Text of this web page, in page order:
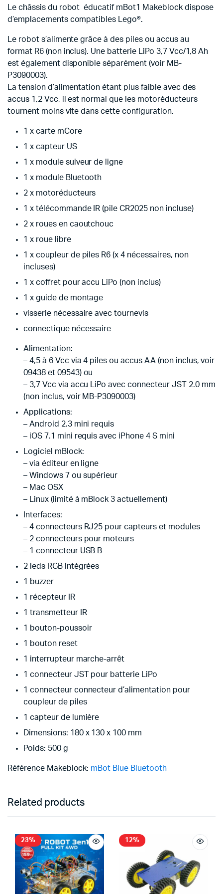
Le châssis du robot éducatif mBot1 Makeblock dispose
d’emplacements compatibles Lego®.
Le robot s’alimente grâce à des piles ou accus au
format R6 (non inclus). Une batterie LiPo 3,7 Vcc/1,8 Ah
est également disponible séparément (voir MB-
P3090003).
La tension d’alimentation étant plus faible avec des
accus 1,2 Vcc, il est normal que les motoréducteurs
tournent moins vite dans cette configuration.
1 x carte mCore
1 x capteur US
1 x module suiveur de ligne
1 x module Bluetooth
2 x motoréducteurs
1 x télécommande IR (pile CR2025 non incluse)
2 x roues en caoutchouc
1 x roue libre
1 x coupleur de piles R6 (x 4 nécessaires, non
incluses)
1 x coffret pour accu LiPo (non inclus)
1 x guide de montage
visserie nécessaire avec tournevis
connectique nécessaire
Alimentation:
– 4,5 à 6 Vcc via 4 piles ou accus AA (non inclus, voir
09438 et 09543) ou
– 3,7 Vcc via accu LiPo avec connecteur JST 2.0 mm
(non inclus, voir MB-P3090003)
Applications:
– Android 2.3 mini requis
– iOS 7.1 mini requis avec iPhone 4 S mini
Logiciel mBlock:
– via éditeur en ligne
– Windows 7 ou supérieur
– Mac OSX
– Linux (limité à mBlock 3 actuellement)
Interfaces:
– 4 connecteurs RJ25 pour capteurs et modules
– 2 connecteurs pour moteurs
– 1 connecteur USB B
2 leds RGB intégrées
1 buzzer
1 récepteur IR
1 transmetteur IR
1 bouton-poussoir
1 bouton reset
1 interrupteur marche-arrêt
1 connecteur JST pour batterie LiPo
1 connecteur connecteur d’alimentation pour
coupleur de piles
1 capteur de lumière
Dimensions: 180 x 130 x 100 mm
Poids: 500 g
Référence Makeblock: mBot Blue Bluetooth
Related products
23% 12%